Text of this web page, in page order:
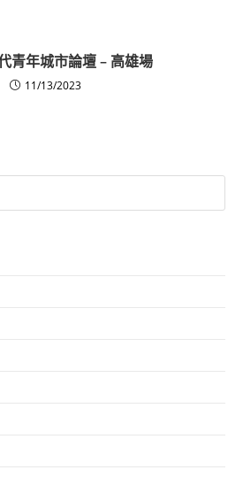
青年城市論壇 – 高雄場
11/13/2023